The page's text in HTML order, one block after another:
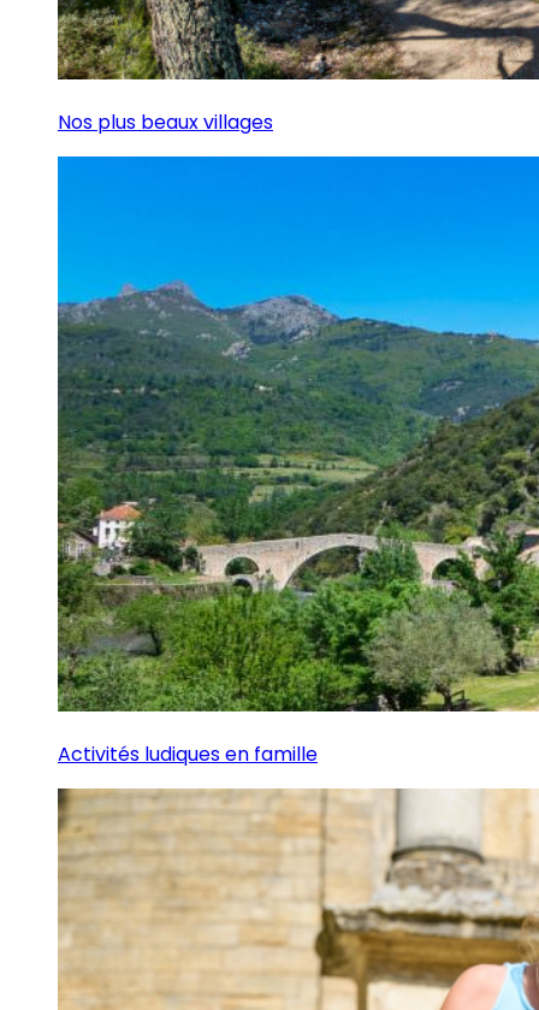
Nos plus beaux villages
Activités ludiques en famille